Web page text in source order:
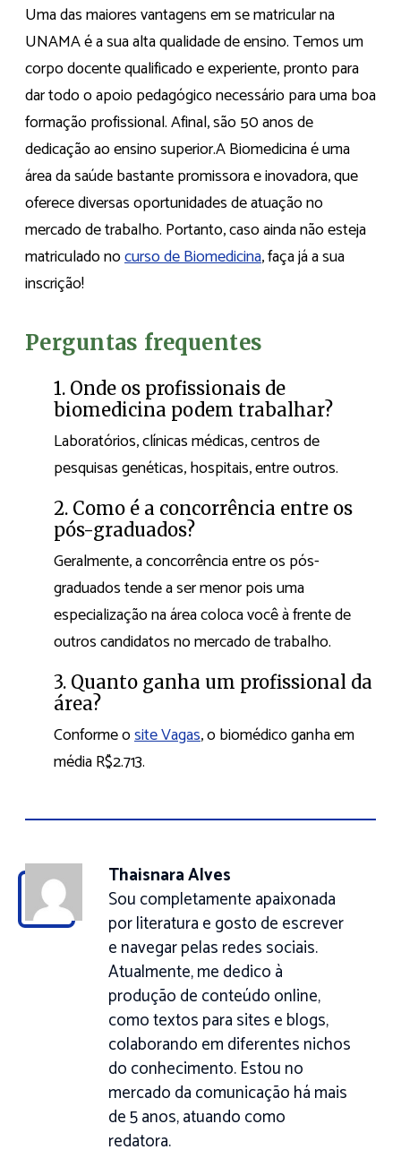
Uma das maiores vantagens em se matricular na
UNAMA é a sua alta qualidade de ensino. Temos um
corpo docente qualificado e experiente, pronto para
dar todo o apoio pedagógico necessário para uma boa
formação profissional. Afinal, são 50 anos de
dedicação ao ensino superior.A Biomedicina é uma
área da saúde bastante promissora e inovadora, que
oferece diversas oportunidades de atuação no
mercado de trabalho. Portanto, caso ainda não esteja
matriculado nocurso de Biomedicina, faça já a sua
inscrição!
Perguntas frequentes
1. Onde os profissionais de
biomedicina podem trabalhar?
Laboratórios, clínicas médicas, centros de
pesquisas genéticas, hospitais, entre outros.
2. Como é a concorrência entre os
pós-graduados?
Geralmente, a concorrência entre os pós-
graduados tende a ser menor pois uma
especialização na área coloca você à frente de
outros candidatos no mercado de trabalho.
3. Quanto ganha um profissional da
área?
Conforme osite Vagas, o biomédico ganha em
média R$2.713.
Thaisnara Alves
Sou completamente apaixonada
por literatura e gosto de escrever
e navegar pelas redes sociais.
Atualmente, me dedico à
produção de conteúdo online,
como textos para sites e blogs,
colaborando em diferentes nichos
do conhecimento. Estou no
mercado da comunicação há mais
de 5 anos, atuando como
redatora.